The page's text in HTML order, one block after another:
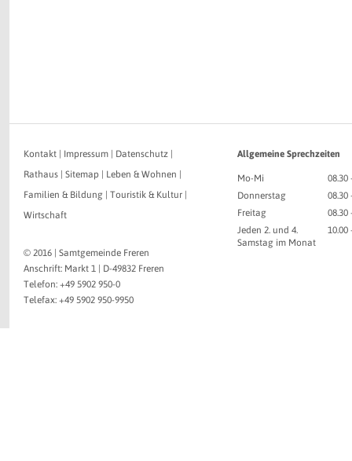
Kontakt Impressum Datenschutz
Rathaus
Sitemap Leben & Wohnen
Familien & Bildung
Touristik & Kultur
Wirtschaft
© 2016 | Samtgemeinde Freren
Anschrift: Markt 1 | D-49832 Freren
Telefon: +49 5902 950-0
Telefax: +49 5902 950-9950
Allgemeine Sprechzeiten
Mo-Mi
08.30
Donnerstag
08.30
Freitag
08.30
Jeden 2. und 4.
Samstag im Monat